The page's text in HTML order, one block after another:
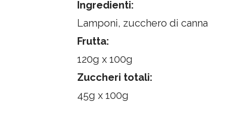
Ingredienti:
Lamponi, zucchero di canna
Frutta:
120g x 100g
Zuccheri totali:
45g x 100g